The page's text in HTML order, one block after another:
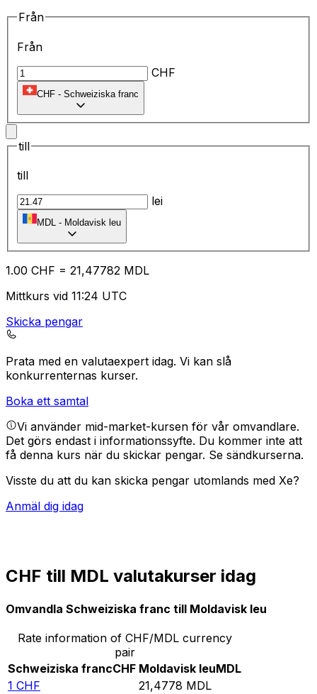
Från
Från
CHF
CHF - Schweiziska franc
till
till
lei
MDL - Moldavisk leu
1.00 CHF = 21,47782 MDL
Mittkurs vid 11:24 UTC
Skicka pengar
Prata med en valutaexpert idag. Vi kan slå
konkurrenternas kurser.
Boka ett samtal
Vi använder mid-market-kursen för vår omvandlare.
Det görs endast i informationssyfte. Du kommer inte att
få denna kurs när du skickar pengar. Se sändkurserna.
Visste du att du kan skicka pengar utomlands med Xe?
Anmäl dig idag
CHF till MDL valutakurser idag
Omvandla Schweiziska franc till Moldavisk leu
Rate information of CHF/MDL currency
pair
Schweiziska francCHF Moldavisk leuMDL
1 CHF 21,4778 MDL